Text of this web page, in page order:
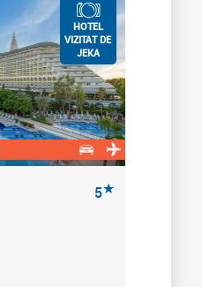
5★
HOTEL
VIZITAT DE
JEKA